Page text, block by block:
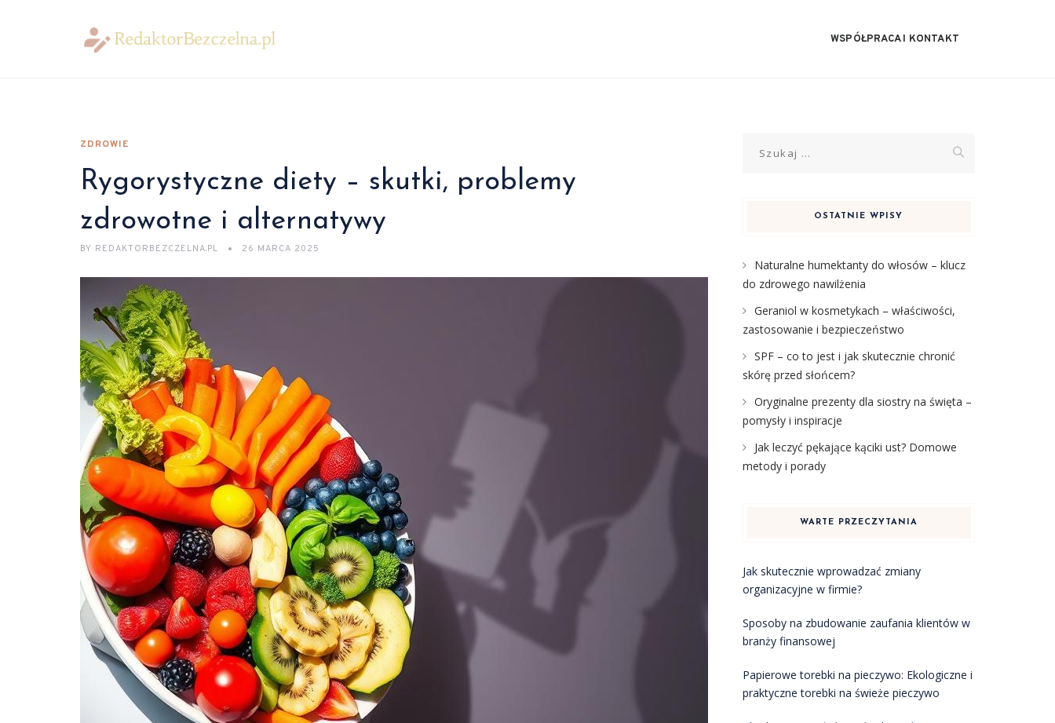
WSPÓŁPRACA I KONTAKT
ZDROWIE
Rygorystyczne diety – skutki, problemy
zdrowotne i alternatywy
BY REDAKTORBEZCZELNA.PL 26 MARCA 2025
OSTATNIE WPISY
Naturalne humektanty do włosów – klucz
do zdrowego nawilżenia
Geraniol w kosmetykach – właściwości,
zastosowanie i bezpieczeństwo
SPF – co to jest i jak skutecznie chronić
skórę przed słońcem?
Oryginalne prezenty dla siostry na święta –
pomysły i inspiracje
Jak leczyć pękające kąciki ust? Domowe
metody i porady
WARTE PRZECZYTANIA
Jak skutecznie wprowadzać zmiany
organizacyjne w firmie?
Sposoby na zbudowanie zaufania klientów w
branży finansowej
Papierowe torebki na pieczywo: Ekologiczne i
praktyczne torebki na świeże pieczywo